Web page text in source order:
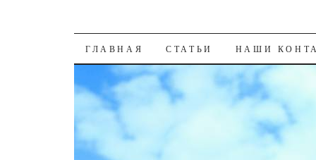
К СОДЕРЖАНИЮ
ГЛАВНАЯ СТАТЬИ НАШИ